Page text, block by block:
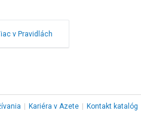
v Pravidlách
Kariéra v Azete Kontakt katalóg